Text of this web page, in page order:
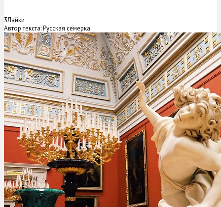
3Лайки
Автор текста: Русская семерка